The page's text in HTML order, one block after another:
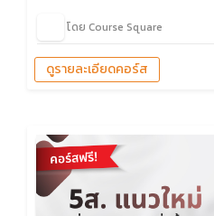
โดย Course Square
ดูรายละเอียดคอร์ส